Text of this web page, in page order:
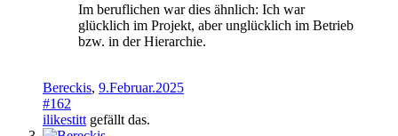
Im beruflichen war dies ähnlich: Ich war
glücklich im Projekt, aber unglücklich im Betrieb
bzw. in der Hierarchie.
Bereckis, 9.Februar.2025
#162
ilikestitt gefällt das.